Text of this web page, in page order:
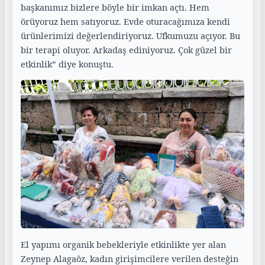
başkanımız bizlere böyle bir imkan açtı. Hem
örüyoruz hem satıyoruz. Evde oturacağımıza kendi
ürünlerimizi değerlendiriyoruz. Ufkumuzu açıyor. Bu
bir terapi oluyor. Arkadaş ediniyoruz. Çok güzel bir
etkinlik” diye konuştu.
El yapımı organik bebekleriyle etkinlikte yer alan
Zeynep Alagaöz, kadın girişimcilere verilen desteğin